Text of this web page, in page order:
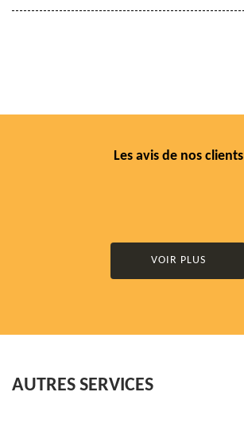
Les avis de nos clients
VOIR PLUS
AUTRES SERVICES